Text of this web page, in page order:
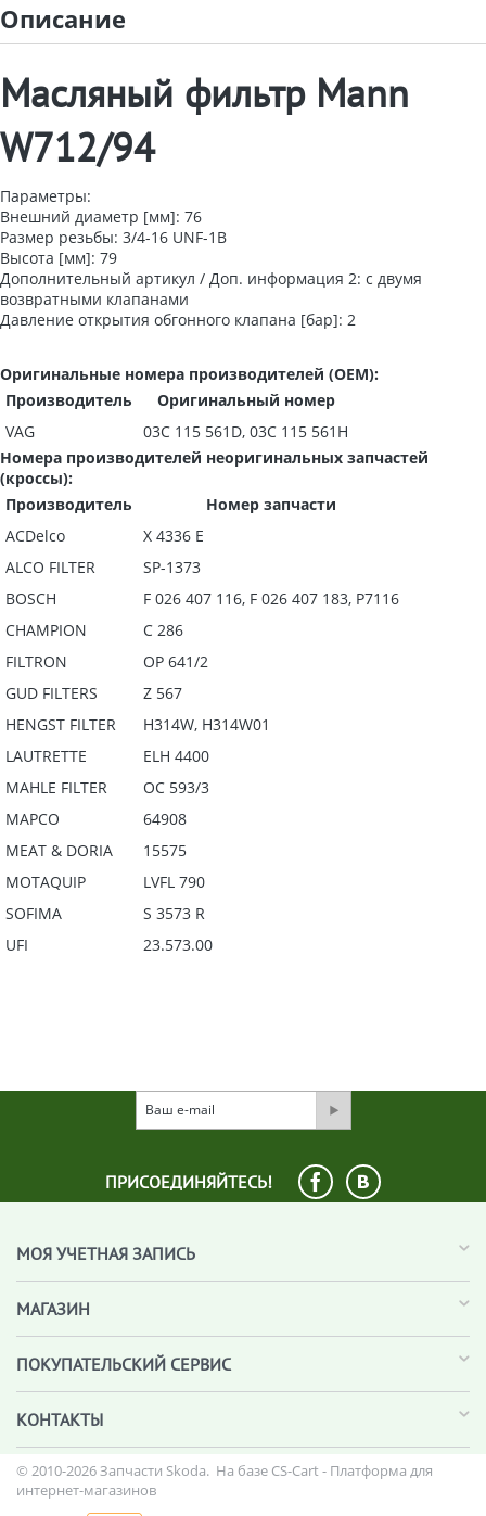
Описание
Масляный фильтр Mann
W712/94
Параметры:
Внешний диаметр [мм]: 76
Размер резьбы: 3/4-16 UNF-1B
Высота [мм]: 79
Дополнительный артикул / Доп. информация 2: с двумя
возвратными клапанами
Давление открытия обгонного клапана [бар]: 2
Оригинальные номера производителей (OEM):
Производитель
Оригинальный номер
VAG
03C 115 561D, 03C 115 561H
Номера производителей неоригинальных запчастей
(кроссы):
Производитель
Номер запчасти
ACDelco
X 4336 E
ALCO FILTER
SP-1373
BOSCH
F 026 407 116, F 026 407 183, P7116
CHAMPION
C 286
FILTRON
OP 641/2
GUD FILTERS
Z 567
HENGST FILTER
H314W, H314W01
LAUTRETTE
ELH 4400
MAHLE FILTER
OC 593/3
MAPCO
64908
MEAT & DORIA
15575
MOTAQUIP
LVFL 790
SOFIMA
S 3573 R
UFI
23.573.00
ПРИСОЕДИНЯЙТЕСЬ!
МОЯ УЧЕТНАЯ ЗАПИСЬ
МАГАЗИН
ПОКУПАТЕЛЬСКИЙ СЕРВИС
КОНТАКТЫ
© 2010-2026 Запчасти Skoda. На базе CS-Cart - Платформа для
интернет-магазинов